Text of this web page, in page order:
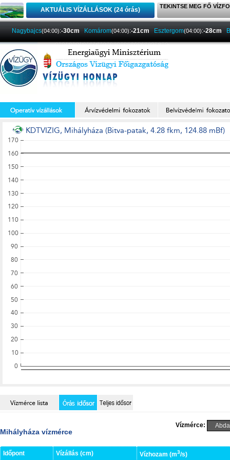
AKTUÁLIS VÍZÁLLÁSOK (24 órás) TEKINTSE MEG FŐ
Nagybajcs(04:00):-30cm Komárom(04:00):-21cm Esztergom(04:00):-28cm
Vízmérce:
Mihályháza vízmérce
Időpont Vízállás (cm) Vízhozam (m3/s)